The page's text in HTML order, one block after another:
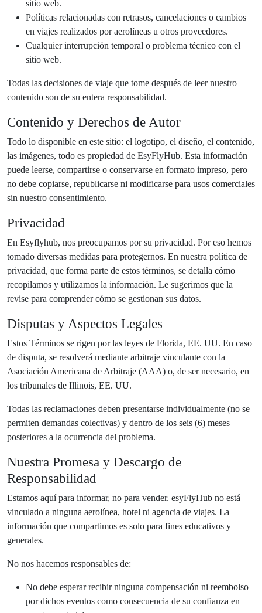
sitio web.
Políticas relacionadas con retrasos, cancelaciones o cambios
en viajes realizados por aerolíneas u otros proveedores.
Cualquier interrupción temporal o problema técnico con el
sitio web.
Todas las decisiones de viaje que tome después de leer nuestro
contenido son de su entera responsabilidad.
Contenido y Derechos de Autor
Todo lo disponible en este sitio: el logotipo, el diseño, el contenido,
las imágenes, todo es propiedad de EsyFlyHub. Esta información
puede leerse, compartirse o conservarse en formato impreso, pero
no debe copiarse, republicarse ni modificarse para usos comerciales
sin nuestro consentimiento.
Privacidad
En Esyflyhub, nos preocupamos por su privacidad. Por eso hemos
tomado diversas medidas para protegernos. En nuestra política de
privacidad, que forma parte de estos términos, se detalla cómo
recopilamos y utilizamos la información. Le sugerimos que la
revise para comprender cómo se gestionan sus datos.
Disputas y Aspectos Legales
Estos Términos se rigen por las leyes de Florida, EE. UU. En caso
de disputa, se resolverá mediante arbitraje vinculante con la
Asociación Americana de Arbitraje (AAA) o, de ser necesario, en
los tribunales de Illinois, EE. UU.
Todas las reclamaciones deben presentarse individualmente (no se
permiten demandas colectivas) y dentro de los seis (6) meses
posteriores a la ocurrencia del problema.
Nuestra Promesa y Descargo de
Responsabilidad
Estamos aquí para informar, no para vender. esyFlyHub no está
vinculado a ninguna aerolínea, hotel ni agencia de viajes. La
información que compartimos es solo para fines educativos y
generales.
No nos hacemos responsables de:
No debe esperar recibir ninguna compensación ni reembolso
por dichos eventos como consecuencia de su confianza en